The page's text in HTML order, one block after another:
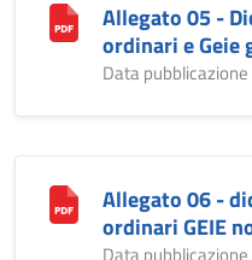
Allegato 05 -
ordinari e
Data
Allegato 06 -
ordinari GEIE